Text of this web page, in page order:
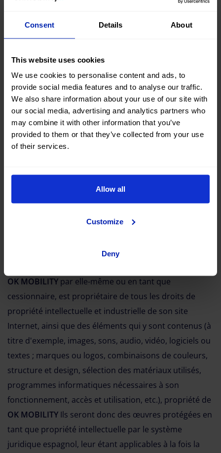
Consent Details About
This website uses cookies
We use cookies to personalise content and ads, to
provide social media features and to analyse our traffic.
We also share information about your use of our site with
our social media, advertising and analytics partners who
may combine it with other information that you’ve
provided to them or that they’ve collected from your use
of their services.
Allow all
Customize
Deny
suivantes.
Certificat SSL (Secure
Socket Layer)
Le CERTIFICAT SSL fournit l'authentification, la
confidentialité et la sécurité des informations entre
MOBILITYet l'utilisateurOK MOBILITYdispose d'un
plusieurs paramètres sont établis pour établir la
connexion en toute sécurité et celle-ci est établie à
les données envoyées jusqu'à la fermeture de la
OK MOBILITY par elle-même ou en tant que
cessionnaire, est propriétaire de tous les droits de
propriété intellectuelle et industrielle de son site
Internet, ainsi que des éléments qui y sont contenus (à
titre d'exemple, images, sons, audio, vidéo, logiciels ou
textes ; marques ou logos, combinaisons de couleurs,
structure et design, sélection des matériaux utilisés,
programmes informatiques nécessaires à son
fonctionnement, accès et utilisation, etc.), propriété de
OK MOBILITY Ils seront donc des œuvres protégées en
tant que propriété intellectuelle par le système
juridique espagnol, leur étant applicables à la fois la